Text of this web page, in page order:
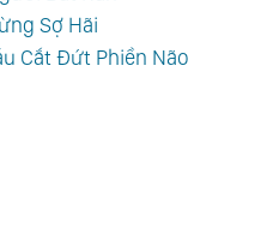
Sợ Hãi
Cắt Đứt Phiền Não